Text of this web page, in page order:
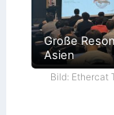
Große
Asien
Bild: Ethercat